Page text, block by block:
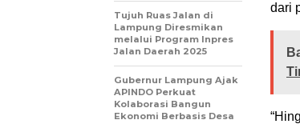
dari
Tujuh Ruas Jalan di
Lampung Diresmikan
melalui Program Inpres
Jalan Daerah 2025
Gubernur Lampung Ajak
APINDO Perkuat
Kolaborasi Bangun
Ekonomi Berbasis Desa